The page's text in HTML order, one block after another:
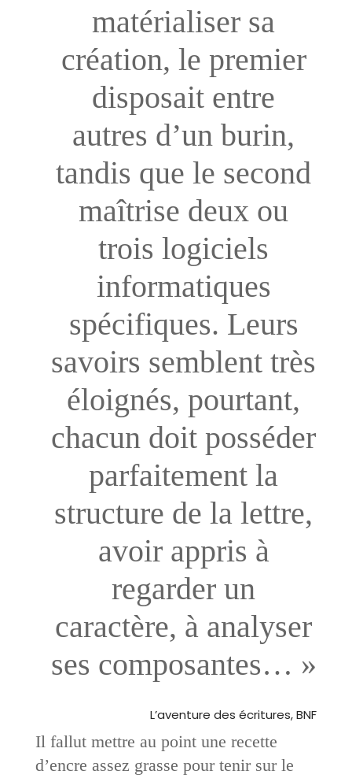
matérialiser sa
création, le premier
disposait entre
autres d’un burin,
tandis que le second
maîtrise deux ou
trois logiciels
informatiques
spécifiques. Leurs
savoirs semblent très
éloignés, pourtant,
chacun doit posséder
parfaitement la
structure de la lettre,
avoir appris à
regarder un
caractère, à analyser
ses composantes… »
L’aventure des écritures, BNF
Il fallut mettre au point une recette
d’encre assez grasse pour tenir sur le